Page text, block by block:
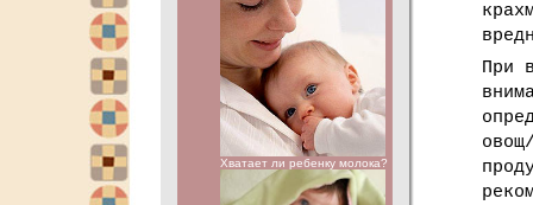
Хватает ли ребенку молока?
При